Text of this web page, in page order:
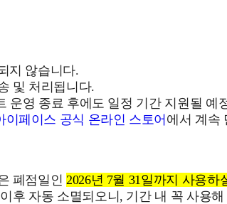
지 않습니다.
및 처리됩니다.
운영 종료 후에도 일정 기간 지원될 예
이페이스 공식 온라인 스토어에서 계속
폐점일인 2026년 7월 31일까지 사용하
후 자동 소멸되오니, 기간 내 꼭 사용해